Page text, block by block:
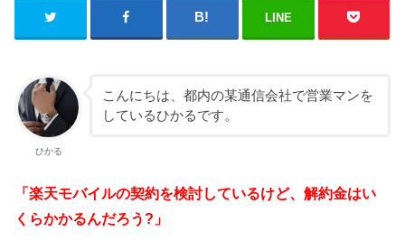
LINE
ひかる
こんにちは、都内の某通信会社で営業マンを
しているひかるです。
「楽天モバイルの契約を検討しているけど、解約金はい
くらかかるんだろう?」